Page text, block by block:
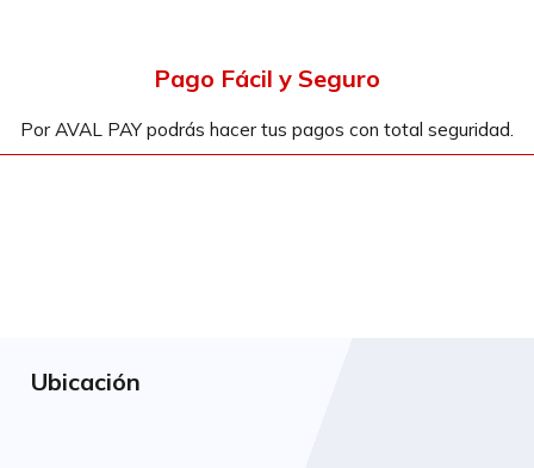
Pago Fácil y Seguro
Por AVAL PAY podrás hacer tus pagos con total seguridad.
Ubicación